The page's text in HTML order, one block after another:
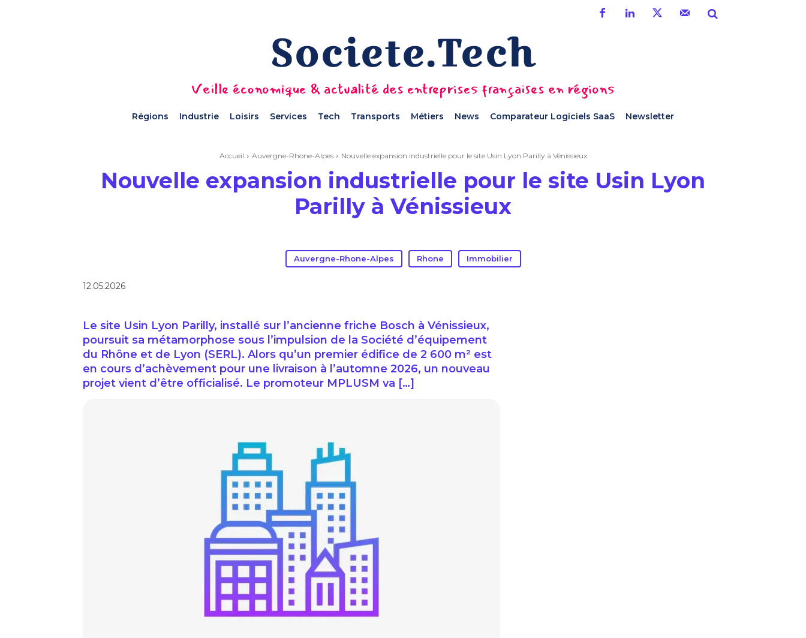
Veille économique & actualité des entreprises françaises en régions
Régions Industrie Loisirs Services Tech Transports Métiers News Comparateur Logiciels SaaS Newsletter
Accueil Auvergne-Rhone-Alpes Nouvelle expansion industrielle pour le site Usin Lyon Parilly à Vénissieux
Nouvelle expansion industrielle pour le site Usin Lyon
Parilly à Vénissieux
Auvergne-Rhone-Alpes Rhone Immobilier
12.05.2026
Le site Usin Lyon Parilly, installé sur l’ancienne friche Bosch à Vénissieux,
poursuit sa métamorphose sous l’impulsion de la Société d’équipement
du Rhône et de Lyon (SERL). Alors qu’un premier édifice de 2 600 m² est
en cours d’achèvement pour une livraison à l’automne 2026, un nouveau
projet vient d’être officialisé. Le promoteur MPLUSM va […]